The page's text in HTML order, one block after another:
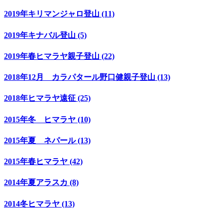
2019年キリマンジャロ登山 (11)
2019年キナバル登山 (5)
2019年春ヒマラヤ親子登山 (22)
2018年12月 カラパタール野口健親子登山 (13)
2018年ヒマラヤ遠征 (25)
2015年冬 ヒマラヤ (10)
2015年夏 ネパール (13)
2015年春ヒマラヤ (42)
2014年夏アラスカ (8)
2014冬ヒマラヤ (13)